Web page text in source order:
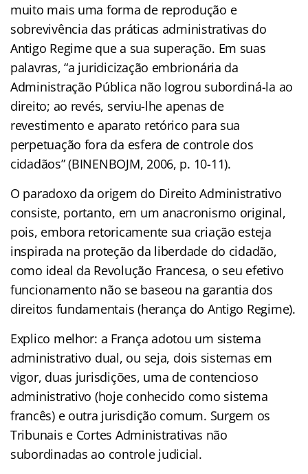
muito mais uma forma de reprodução e
sobrevivência das práticas administrativas do
Antigo Regime que a sua superação. Em suas
palavras, “a juridicização embrionária da
Administração Pública não logrou subordiná-la ao
direito; ao revés, serviu-lhe apenas de
revestimento e aparato retórico para sua
perpetuação fora da esfera de controle dos
cidadãos” (BINENBOJM, 2006, p. 10-11).
O paradoxo da origem do Direito Administrativo
consiste, portanto, em um anacronismo original,
pois, embora retoricamente sua criação esteja
inspirada na proteção da liberdade do cidadão,
como ideal da Revolução Francesa, o seu efetivo
funcionamento não se baseou na garantia dos
direitos fundamentais (herança do Antigo Regime).
Explico melhor: a França adotou um sistema
administrativo dual, ou seja, dois sistemas em
vigor, duas jurisdições, uma de contencioso
administrativo (hoje conhecido como sistema
francês) e outra jurisdição comum. Surgem os
Tribunais e Cortes Administrativas não
subordinadas ao controle judicial.